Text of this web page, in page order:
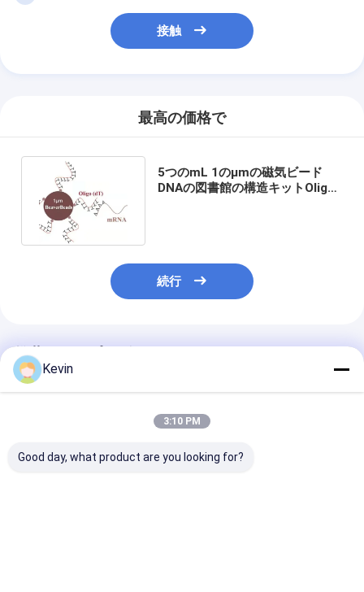
接触
最高の価格で
5つのmL 1のμmの磁気ビード
DNAの図書館の構造キットOligo
続行
推薦されたプロダクト
Kevin
3:10 PM
Good day, what product are you looking for?